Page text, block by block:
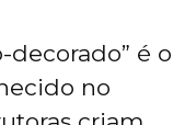
é o
no